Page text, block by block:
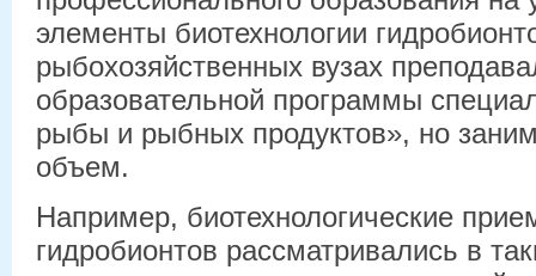
элементы биотехнологии
рыбохозяйственных вузах
образовательной программы
рыбы и рыбных продуктов», но
объем.
Например, биотехнологические
гидробионтов рассматривались в